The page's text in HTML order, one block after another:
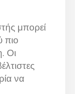
μπορεί
πιο
Οι
να